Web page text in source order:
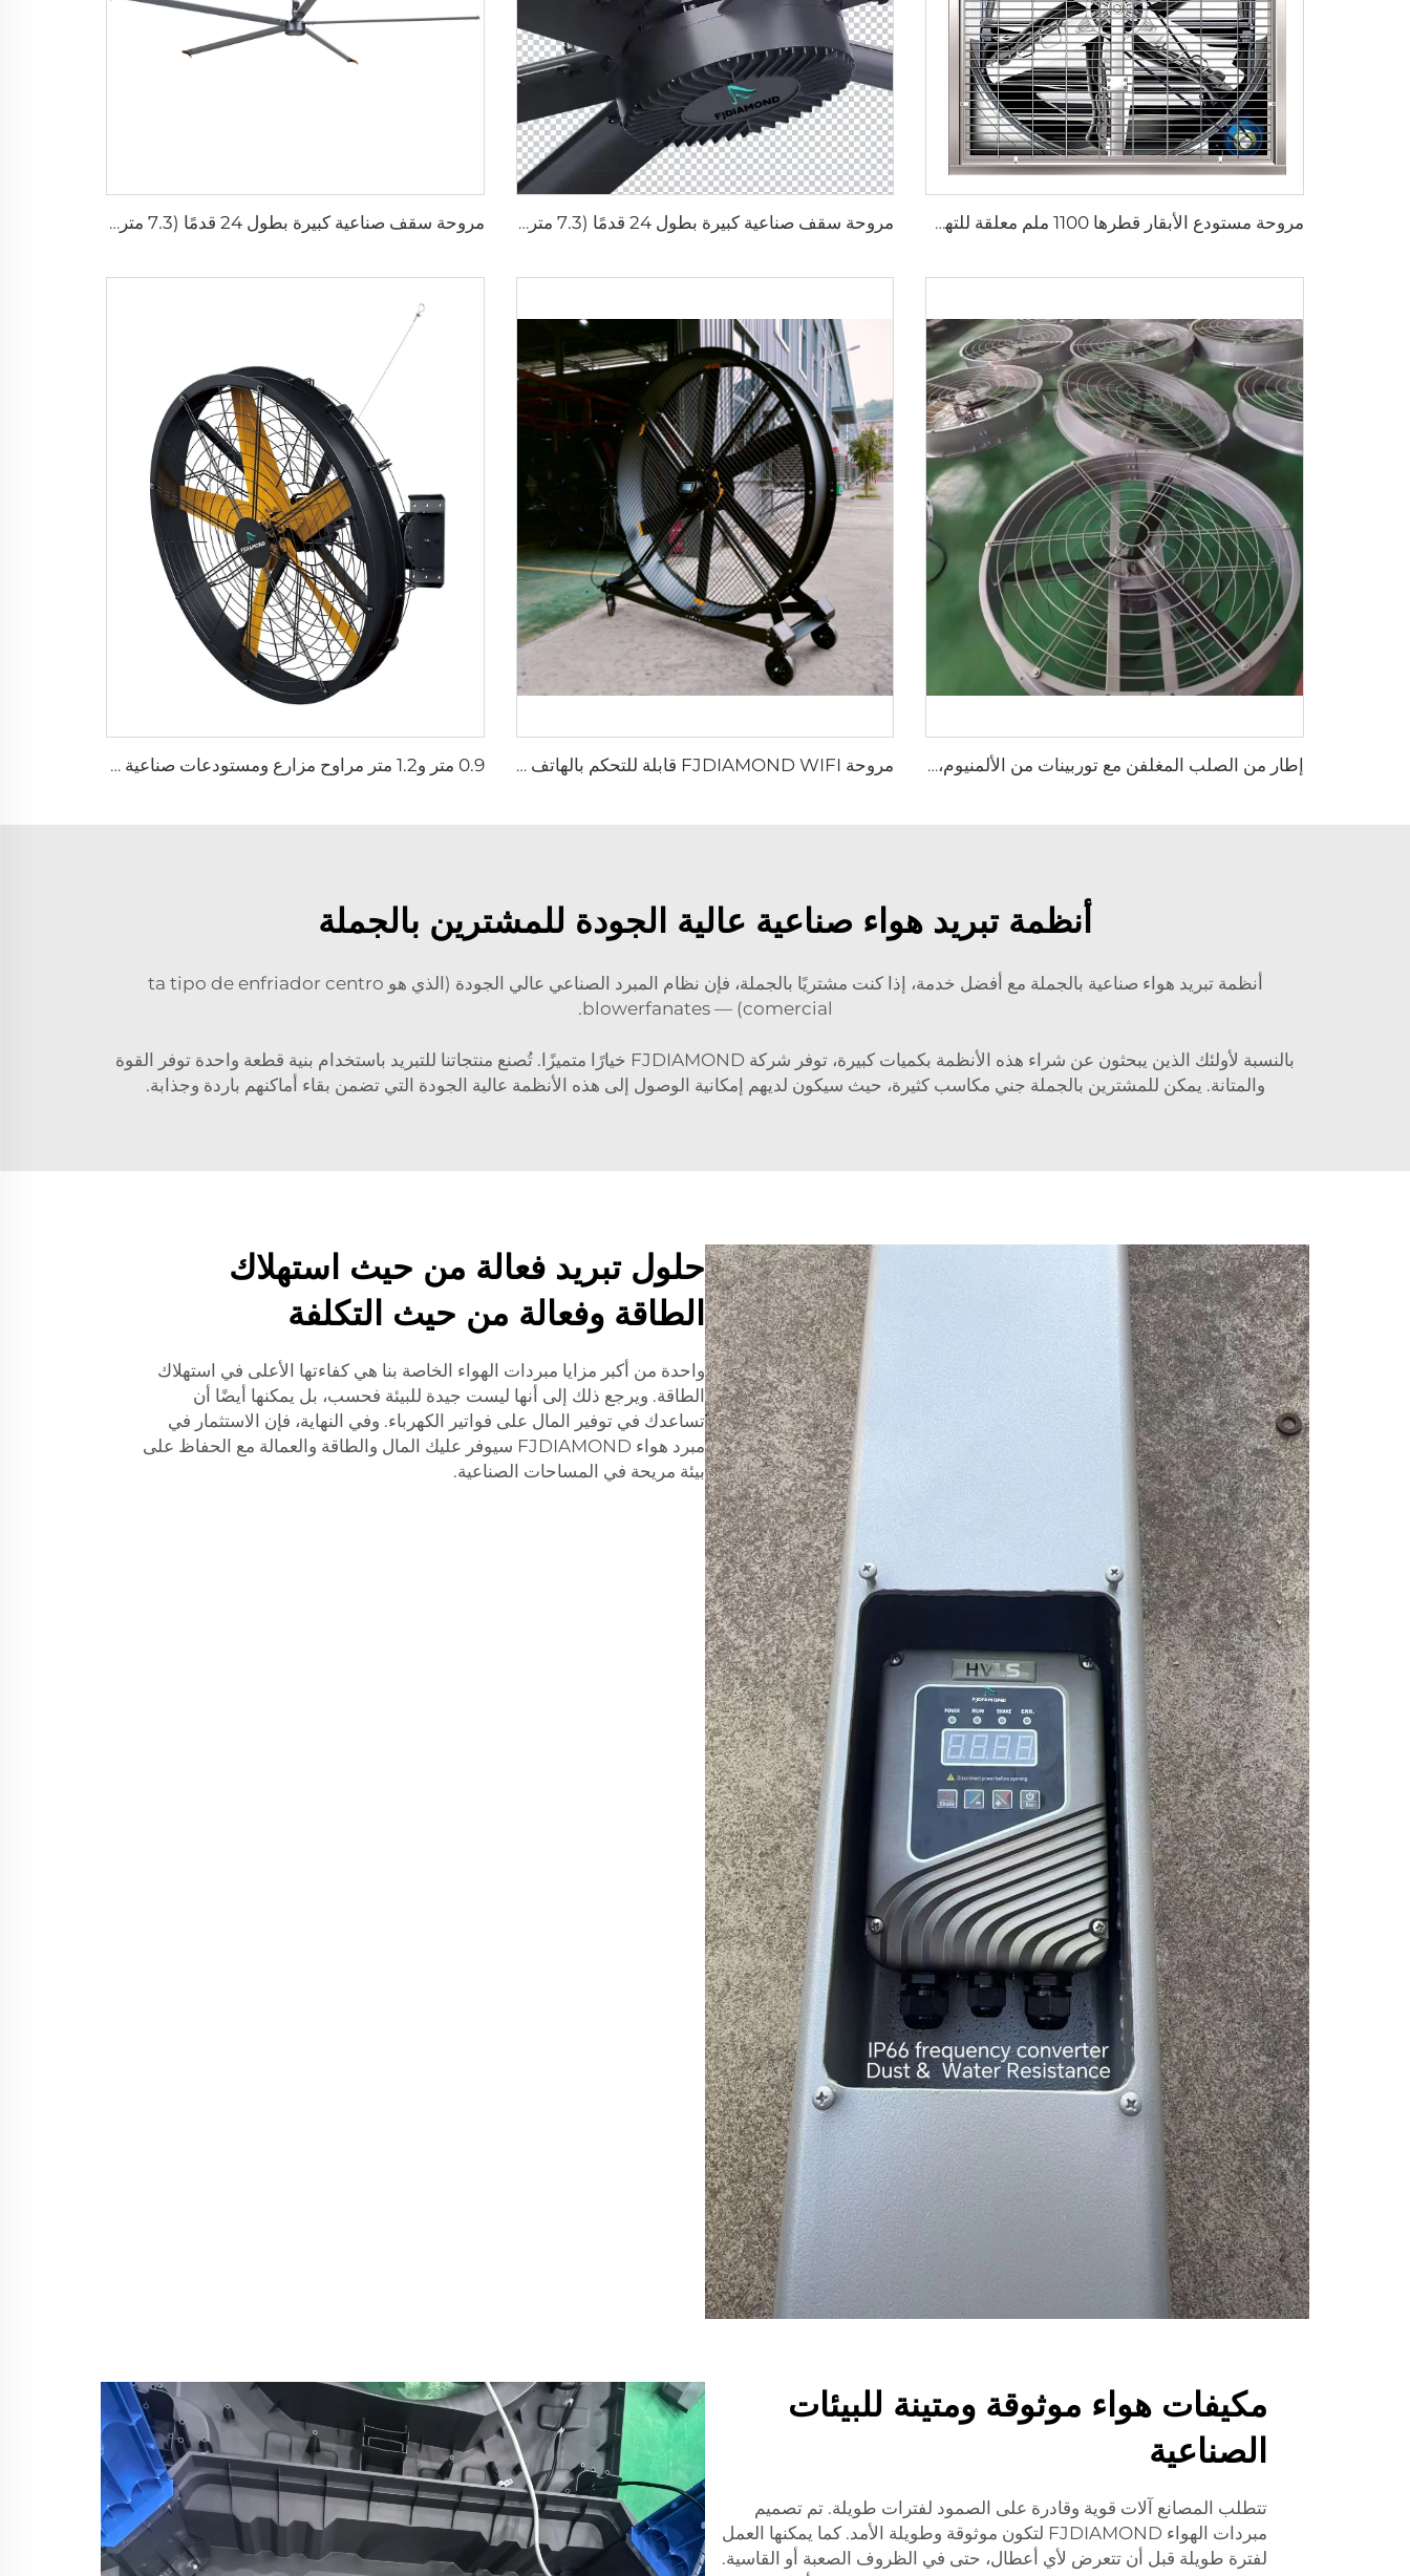
مروحة مستودع الأبقار قطرها 1100 ملم معلقة للتهوية والتبريد مع تدفق هواء كبير ومروحة طرد مركزية سلبية للمزارع مروحة سقف صناعية كبيرة بطول 24 قدمًا (7.3 متر) لتوفير تهوية كبيرة في مستودعات الألبان مروحة سقف صناعية كبيرة بطول 24 قدمًا (7.3 متر) لتوفير تهوية كبيرة في مستودعات الألبان
إطار من الصلب المغلفن مع توربينات من الألمنيوم، حجم هواء كبير وسرعة عالية قطر 950 مم، مروحة مستديرة للحظائر مروحة FJDIAMOND WIFI قابلة للتحكم بالهاتف المحمول، مروحة قاعدة بارتفاع 1.5 متر و2 متر، قطر 80 بوصة، قابلة للحركة، هادئة، ارتفاع 2000 ملم، مصنوعة من الألمنيوم، مناسبة للملاعب والصالات الرياضية 0.9 متر و1.2 متر مراوح مزارع ومستودعات صناعية ذات جودة عالية للمصانع والمطاعم والفنادق
أنظمة تبريد هواء صناعية عالية الجودة للمشترين بالجملة
أنظمة تبريد هواء صناعية بالجملة مع أفضل خدمة، إذا كنت مشتريًا بالجملة، فإن نظام المبرد الصناعي عالي الجودة (الذي هو ta tipo de enfriador centro
comercial) — blowerfanates.
بالنسبة لأولئك الذين يبحثون عن شراء هذه الأنظمة بكميات كبيرة، توفر شركة FJDIAMOND خيارًا متميزًا. تُصنع منتجاتنا للتبريد باستخدام بنية قطعة واحدة توفر القوة
والمتانة. يمكن للمشترين بالجملة جني مكاسب كثيرة، حيث سيكون لديهم إمكانية الوصول إلى هذه الأنظمة عالية الجودة التي تضمن بقاء أماكنهم باردة وجذابة.
حلول تبريد فعالة من حيث استهلاك
الطاقة وفعالة من حيث التكلفة
واحدة من أكبر مزايا مبردات الهواء الخاصة بنا هي كفاءتها الأعلى في استهلاك
الطاقة. ويرجع ذلك إلى أنها ليست جيدة للبيئة فحسب، بل يمكنها أيضًا أن
تساعدك في توفير المال على فواتير الكهرباء. وفي النهاية، فإن الاستثمار في
مبرد هواء FJDIAMOND سيوفر عليك المال والطاقة والعمالة مع الحفاظ على
بيئة مريحة في المساحات الصناعية.
مكيفات هواء موثوقة ومتينة للبيئات
الصناعية
تتطلب المصانع آلات قوية وقادرة على الصمود لفترات طويلة. تم تصميم
مبردات الهواء FJDIAMOND لتكون موثوقة وطويلة الأمد. كما يمكنها العمل
لفترة طويلة قبل أن تتعرض لأي أعطال، حتى في الظروف الصعبة أو القاسية.